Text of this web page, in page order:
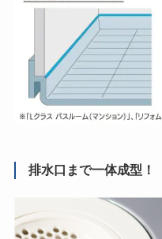
排水口まで一体成型！